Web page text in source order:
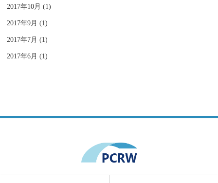
2017年10月 (1)
2017年9月 (1)
2017年7月 (1)
2017年6月 (1)